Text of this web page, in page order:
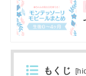
もくじ [